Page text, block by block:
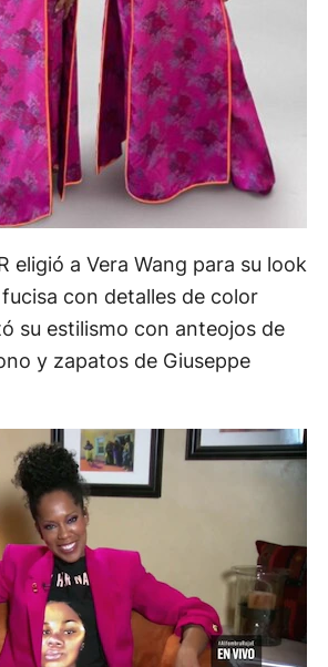
eligió a Vera Wang para su look
con detalles de color
su estilismo con anteojos de
y zapatos de Giuseppe